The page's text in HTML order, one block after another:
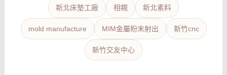
新北床墊工廠 相親 新北素料
mold manufacture MIM金屬粉末射出 新竹cnc
新竹交友中心